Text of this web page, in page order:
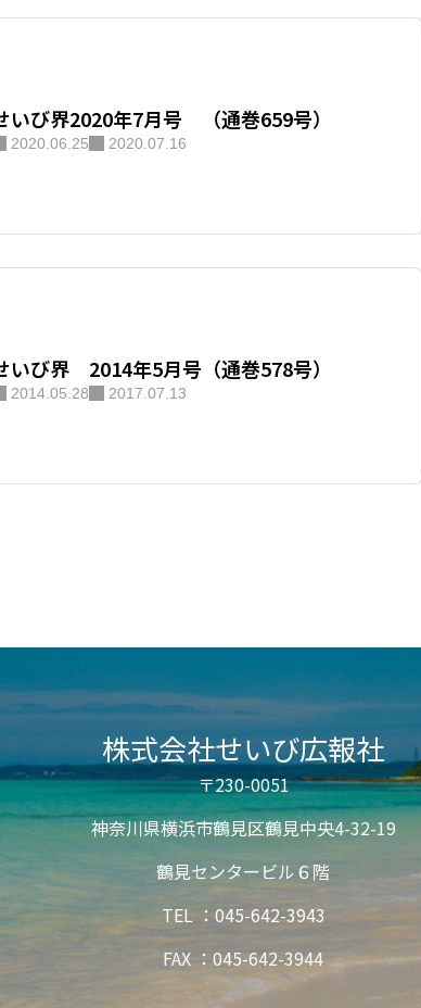
いび界2020年7月号 （通巻659号）
2020.06.25 2020.07.16
いび界 2014年5月号（通巻578号）
2014.05.28 2017.07.13
株式会社せいび広報社
〒230-0051
神奈川県横浜市鶴見区鶴見中央4-32-19
鶴見センタービル６階
TEL ：045-642-3943
FAX ：045-642-3944